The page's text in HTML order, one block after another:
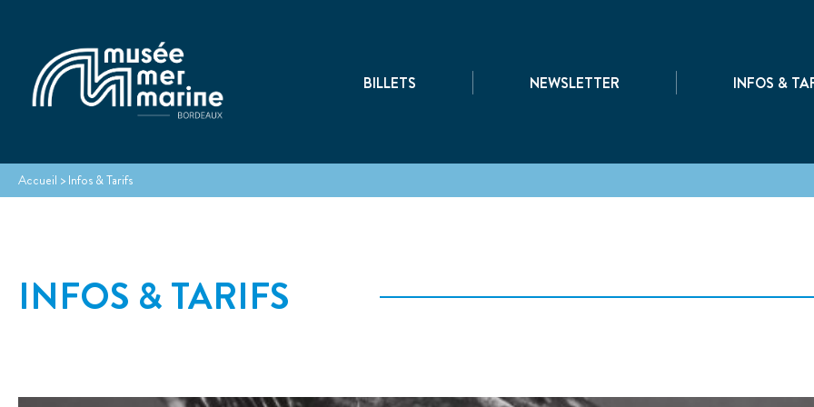
BILLETS | NEWSLETTER | INFOS &
Accueil > Infos & Tarifs
INFOS & TARIFS